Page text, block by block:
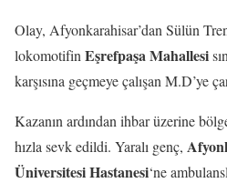
Olay, Afyonkarahisar’dan Sülün
lokomotifin Eşrefpaşa Mahallesi
karşısına geçmeye çalışan M.D’ye
Kazanın ardından ihbar üzerine
hızla sevk edildi. Yaralı genç,
Üniversitesi Hastanesi‘ne